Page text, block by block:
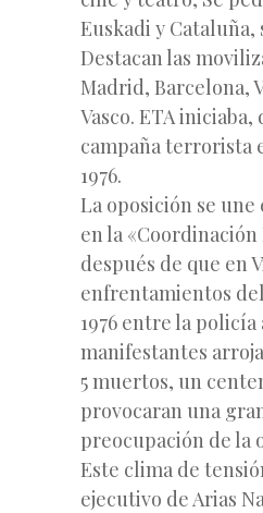
Euskadi y Cataluña,
Destacan las
Madrid, Barcelona,
Vasco. ETA iniciaba,
campaña terrorista
1976.
La oposición se une
en la
después de que en
enfrentamientos
1976 entre la policía
manifestantes
5 muertos, un
provocaran una
preocupación de la
Este clima de
ejecutivo de Arias